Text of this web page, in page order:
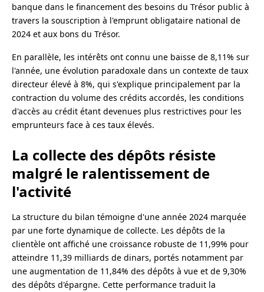
banque dans le financement des besoins du Trésor public à
travers la souscription à l'emprunt obligataire national de
2024 et aux bons du Trésor.
En parallèle, les intérêts ont connu une baisse de 8,11% sur
l'année, une évolution paradoxale dans un contexte de taux
directeur élevé à 8%, qui s'explique principalement par la
contraction du volume des crédits accordés, les conditions
d'accès au crédit étant devenues plus restrictives pour les
emprunteurs face à ces taux élevés.
La collecte des dépôts résiste
malgré le ralentissement de
l'activité
La structure du bilan témoigne d'une année 2024 marquée
par une forte dynamique de collecte. Les dépôts de la
clientèle ont affiché une croissance robuste de 11,99% pour
atteindre 11,39 milliards de dinars, portés notamment par
une augmentation de 11,84% des dépôts à vue et de 9,30%
des dépôts d'épargne. Cette performance traduit la